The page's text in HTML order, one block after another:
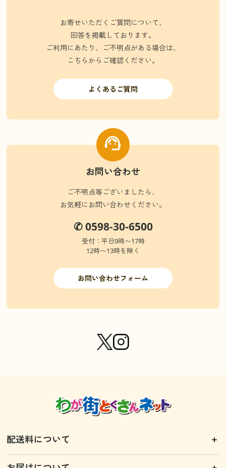
お寄せいただくご質問について、
回答を掲載しております。
ご利用にあたり、ご不明点がある場合は、
こちらからご確認ください。
よくあるご質問
お問い合わせ
ご不明点等ございましたら、
お気軽にお問い合わせください。
✆ 0598-30-6500
受付：平日9時〜17時
12時〜13時を除く
お問い合わせフォーム
配送料について